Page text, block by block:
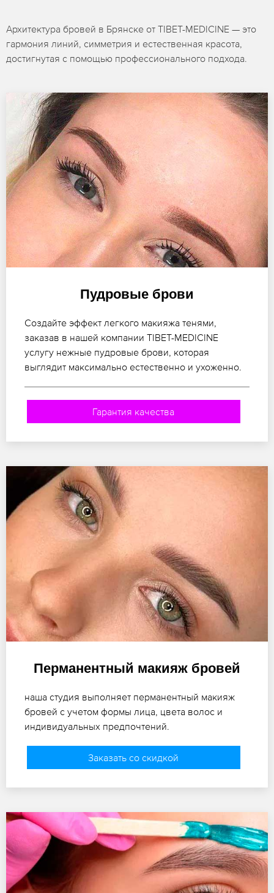
Архитектура бровей в Брянске от TIBET-MEDICINE — это
гармония линий, симметрия и естественная красота,
достигнутая с помощью профессионального подхода.
Пудровые брови
Создайте эффект легкого макияжа тенями,
заказав в нашей компании TIBET-MEDICINE
услугу нежные пудровые брови, которая
выглядит максимально естественно и ухоженно.
Гарантия качества
Перманентный макияж бровей
наша студия выполняет перманентный макияж
бровей с учетом формы лица, цвета волос и
индивидуальных предпочтений.
Заказать со скидкой